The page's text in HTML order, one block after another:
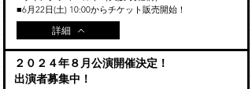
​■6月22日(土) 10:00からチケット販売開始！
詳細
​２０２４年８月公演開催決定！
出演者募集中！